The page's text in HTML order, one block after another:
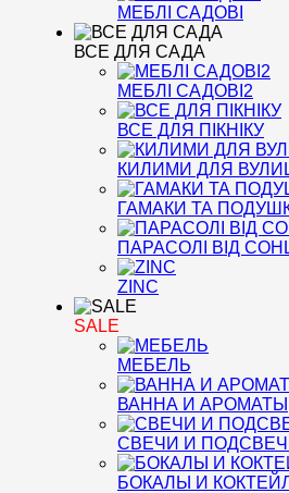
МЕБЛІ САДОВІ
ВСЕ ДЛЯ САДА
МЕБЛІ САДОВІ2
ВСЕ ДЛЯ ПІКНІКУ
КИЛИМИ ДЛЯ
ГАМАКИ ТА
ПАРАСОЛІ ВІД
ZINC
SALE
МЕБЕЛЬ
ВАННА И АРОМАТЫ
СВЕЧИ И
БОКАЛЫ И